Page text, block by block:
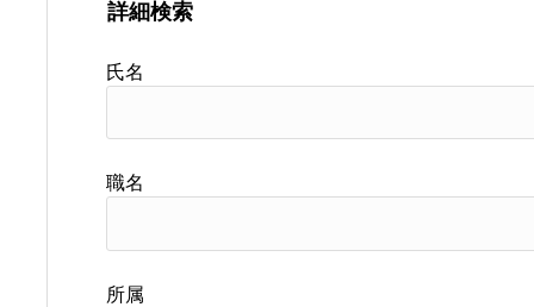
詳細検索
氏名
職名
所属